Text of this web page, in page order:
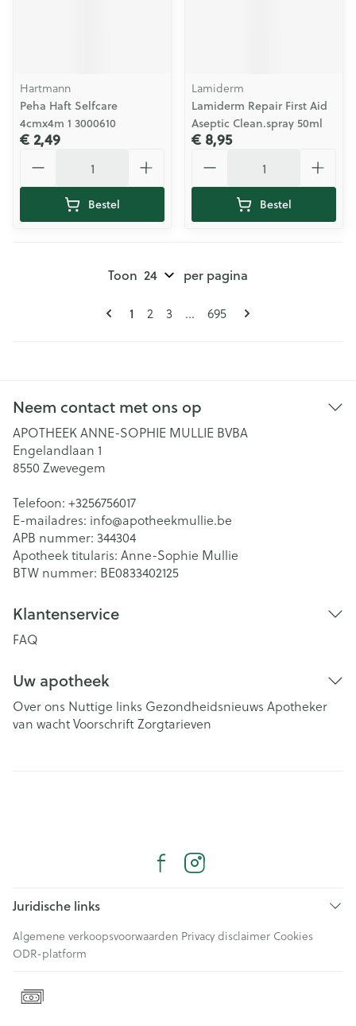
Hartmann
Peha Haft Selfcare
4cmx4m 1 3000610
€ 2,49
Bestel
Lamiderm
Lamiderm Repair First Aid
Aseptic Clean.spray 50ml
€ 8,95
Bestel
Pagina's
U lees momenteel pagina
1 Pagina
2 Pagina
3 ... Pagina
695
Toon per pagina
Neem contact met ons op
APOTHEEK ANNE-SOPHIE MULLIE BVBA
Engelandlaan 1
8550 Zwevegem
Telefoon: +3256756017
E-mailadres: info@apotheekmullie.be
APB nummer: 344304
Apotheek titularis: Anne-Sophie Mullie
BTW nummer: BE0833402125
Klantenservice
FAQ
Uw apotheek
Over ons Nuttige links Gezondheidsnieuws Apotheker
van wachtVoorschriftZorgtarieven
Juridische links
Algemene verkoopsvoorwaarden Privacy disclaimer Cookies
ODR-platform